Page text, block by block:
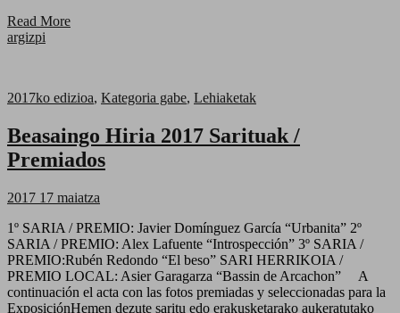
Read More
argizpi
2017ko edizioa, Kategoria gabe, Lehiaketak
Beasaingo Hiria 2017 Sarituak /
Premiados
2017 17 maiatza
1º SARIA / PREMIO: Javier Domínguez García “Urbanita” 2º
SARIA / PREMIO: Alex Lafuente “Introspección” 3º SARIA /
PREMIO:Rubén Redondo “El beso” SARI HERRIKOIA /
PREMIO LOCAL: Asier Garagarza “Bassin de Arcachon” A
continuación el acta con las fotos premiadas y seleccionadas para la
ExposiciónHemen dezute saritu edo erakusketarako aukeratutako